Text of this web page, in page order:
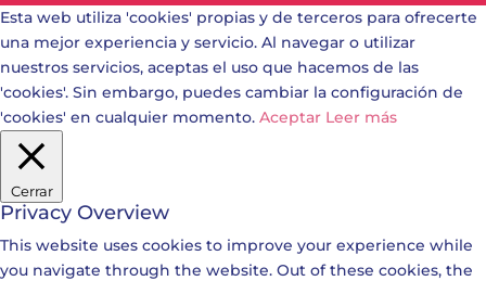
Esta web utiliza 'cookies' propias y de terceros para ofrecerte
una mejor experiencia y servicio. Al navegar o utilizar
nuestros servicios, aceptas el uso que hacemos de las
'cookies'. Sin embargo, puedes cambiar la configuración de
'cookies' en cualquier momento. Aceptar Leer más
Cerrar
Privacy Overview
This website uses cookies to improve your experience while
you navigate through the website. Out of these cookies, the